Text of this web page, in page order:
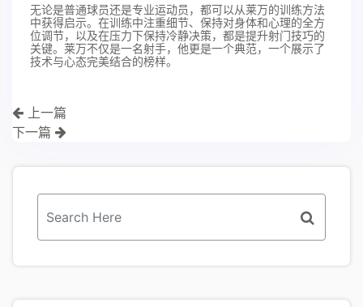
无论是普通球员还是专业运动员，都可以从莱万的训练方法
中获得启示。在训练中注重细节、保持对身体和心理的全方
位调节，以及在压力下保持冷静决策，都是提升射门技巧的
关键。莱万不仅是一名射手，他更是一个典范，一个展示了
技术与心态完美结合的榜样。
上一篇
下一篇